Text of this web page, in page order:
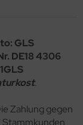
GLS
DE18 4306
.
Zahlung gegen
Stammkunden